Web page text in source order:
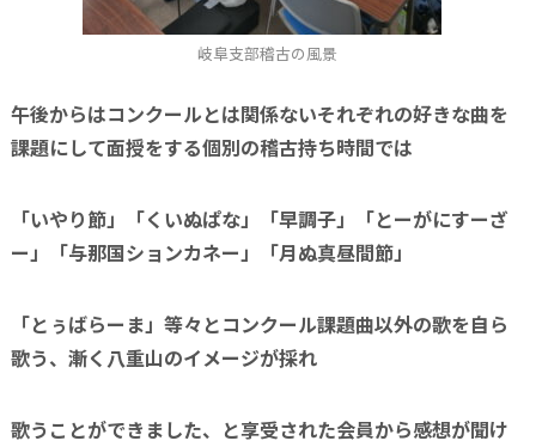
岐阜支部稽古の風景
午後からはコンクールとは関係ないそれぞれの好きな曲を
課題にして面授をする個別の稽古持ち時間では
「いやり節」「くいぬぱな」「早調子」「とーがにすーざ
ー」「与那国ションカネー」「月ぬ真昼間節」
「とぅばらーま」等々とコンクール課題曲以外の歌を自ら
歌う、漸く八重山のイメージが採れ
歌うことができました、と享受された会員から感想が聞け